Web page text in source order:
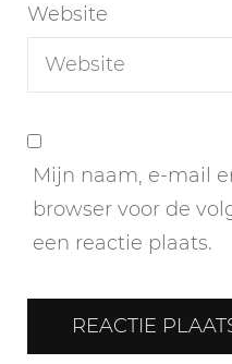
Website
Mijn naam, e-mail
browser voor de
een reactie plaats.